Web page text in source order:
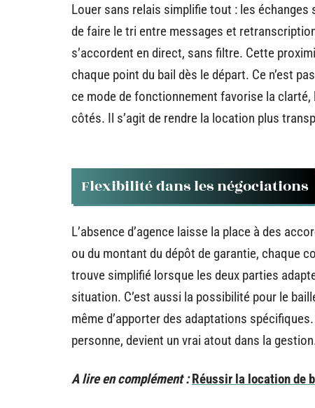
Louer sans relais simplifie tout : les
de faire le tri entre messages et
s’accordent en direct, sans filtre. Cette
chaque point du bail dès le départ. Ce n’est
ce mode de fonctionnement favorise la
côtés. Il s’agit de rendre la location plus
Flexibilité dans les négociations
L’absence d’agence laisse la place à des
ou du montant du dépôt de garantie, chaque
trouve simplifié lorsque les deux parties
situation. C’est aussi la possibilité pour le
même d’apporter des adaptations
personne, devient un vrai atout dans la
A lire en complément : Réussir la location de